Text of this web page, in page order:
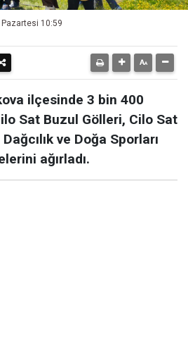
10:59
ilçesinde 3 bin 400
Sat Buzul Gölleri, Cilo Sat
ve Doğa Sporları
ağırladı.